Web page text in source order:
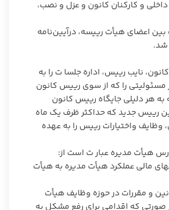
و کارکنان کانون و عزل و نصب،
اعضای هیأت رییسه، درآیین‌نامه
شد.
نایب رییس، اداره جلسا ت را به
را که از سوی رییس کانون
به هر دلیلی جایگاه رییس کانون
رییس جدید که حداکثر ظرف یک ماه
وظایف واختیارات رییس را به عهده
مالی عملکرد هیأت مدیره به هیأت
و مقررات در حوزه وظایف هیأت
صورتی که اقدامی برای رفع مشکل به